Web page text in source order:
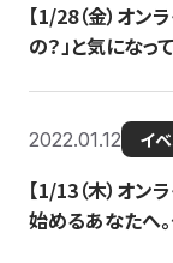
【1/28（金）オン
の？」と気にな
2022.01.12 イ
【1/13（木）オン
始めるあなたへ